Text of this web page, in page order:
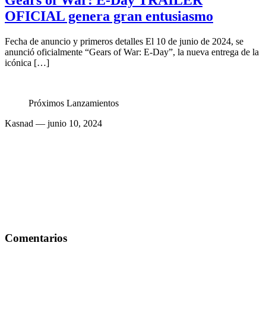
OFICIAL genera gran entusiasmo
Fecha de anuncio y primeros detalles El 10 de junio de 2024, se
anunció oficialmente “Gears of War: E-Day”, la nueva entrega de la
icónica […]
Próximos Lanzamientos
Kasnad — junio 10, 2024
Comentarios